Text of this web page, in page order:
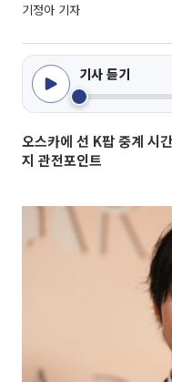
기정아 기자
기사 듣기
오스카에 선 K팝 중계 시
지 관전포인트